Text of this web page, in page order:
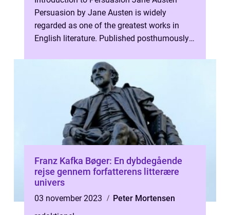
Persuasion by Jane Austen is widely
regarded as one of the greatest works in
English literature. Published posthumously
Franz Kafka Bøger: En dybdegående
rejse gennem forfatterens litterære
univers
03 november 2023
Peter Mortensen